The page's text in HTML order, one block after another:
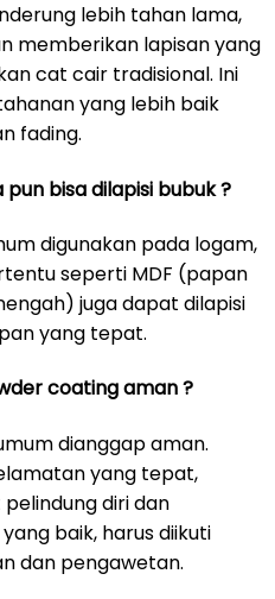
lebih tahan lama,
memberikan lapisan yang
cat cair tradisional. Ini
yang lebih baik
fading.
bisa dilapisi bubuk ?
digunakan pada logam,
seperti MDF (papan
juga dapat dilapisi
yang tepat.
coating aman ?
dianggap aman.
yang tepat,
diri dan
baik, harus diikuti
dan pengawetan.